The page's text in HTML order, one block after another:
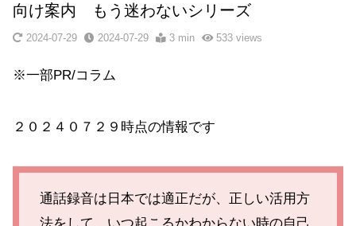
向け案内 もう迷わないシリーズ
2024-07-29 2024-07-29 3 min 533views
※一部PR/コラム
２０２４０７２９時点の情報です
通話録音は日本では適正だが、正しい活用方